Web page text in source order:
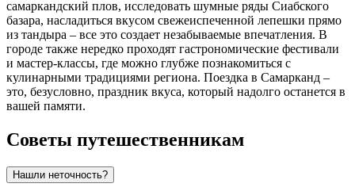
самаркандский плов, исследовать шумные ряды Сиабского
базара, насладиться вкусом свежеиспеченной лепешки прямо
из тандыра – все это создает незабываемые впечатления. В
городе также нередко проходят гастрономические фестивали
и мастер-классы, где можно глубже познакомиться с
кулинарными традициями региона. Поездка в Самарканд –
это, безусловно, праздник вкуса, который надолго останется в
вашей памяти.
Советы путешественникам
Нашли неточность?